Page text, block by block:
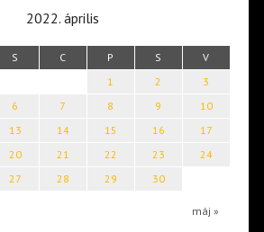
2022. április
S C P S V
máj »
1 2
3
6 7 8 9
10
13 14 15 16
17
20 21 22 23
24
27 28 29 30